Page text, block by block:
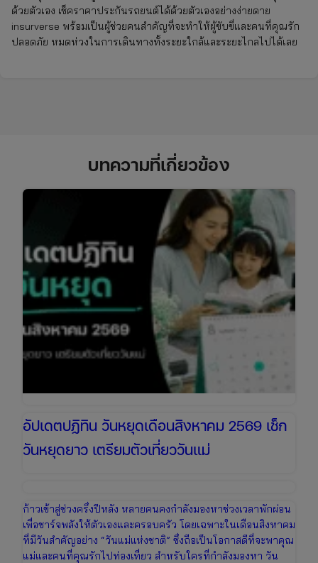
ด้วยตัวเอง เช็คราคาประกันรถยนต์ได้ด้วยตัวเองอย่างง่ายดาย
insurverse พร้อมเป็นผู้ช่วยคนสำคัญที่จะทำให้ผู้ขับขี่และคนที่คุณรัก
ปลอดภัย หมดห่วงในการเดินทางทั้งระยะใกล้และระยะไกลไปได้เลย
บทความที่เกี่ยวข้อง
อัปเดตปฏิทิน วันหยุดเดือนสิงหาคม 2569 เช็ก
วันหยุดยาว เตรียมตัวเที่ยววันแม่
ก้าวเข้าสู่ช่วงครึ่งปีหลัง หลายคนคงกำลังมองหาช่วงเวลาพักผ่อน
เพื่อชาร์จพลังให้ตัวเองและครอบครัว โดยเฉพาะในเดือนสิงหาคม
ที่มีวันสำคัญอย่าง “วันแม่แห่งชาติ” ซึ่งถือเป็นโอกาสดีที่จะพาคุณ
แม่และคนที่คุณรักไปท่องเที่ยว สำหรับใครที่กำลังมองหา วัน